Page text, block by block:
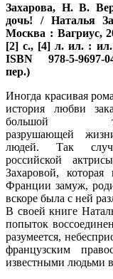
Захарова, Н. В.
дочь! / Наталья
Москва : Вагриус,
[2] с., [4] л. ил. :
ISBN 978-5-9697-
пер.)
Иногда красивая
история любви
большой
разрушающей
людей. Так
российской
Захаровой,
Франции замуж,
вскоре была с ней
В своей книге
попыток
разумеется,
французским
известными людьми